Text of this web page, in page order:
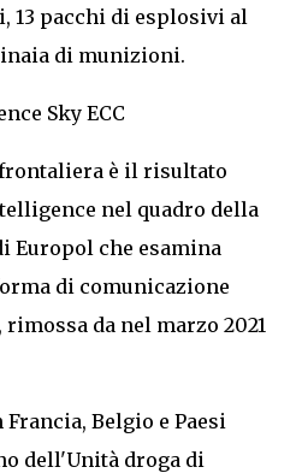
13 pacchi di esplosivi al
di munizioni.
Sky ECC
è il risultato
nel quadro della
Europol che esamina
di comunicazione
rimossa da nel marzo 2021
Belgio e Paesi
dell'Unità droga di